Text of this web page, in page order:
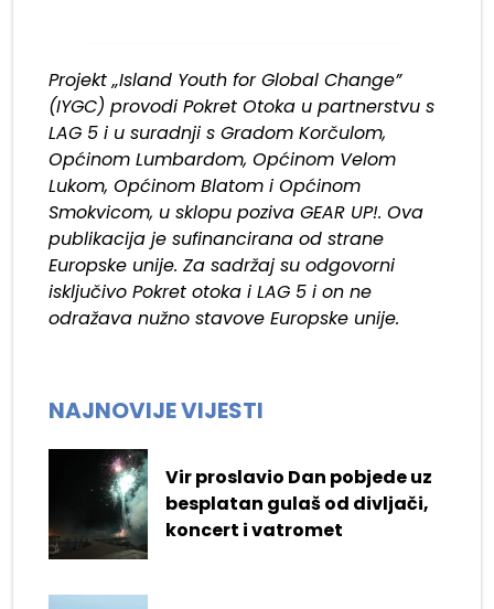
Projekt „Island Youth for Global Change”
(IYGC) provodi Pokret Otoka u partnerstvu s
LAG 5 i u suradnji s Gradom Korčulom,
Općinom Lumbardom, Općinom Velom
Lukom, Općinom Blatom i Općinom
Smokvicom, u sklopu poziva GEAR UP!. Ova
publikacija je sufinancirana od strane
Europske unije. Za sadržaj su odgovorni
isključivo Pokret otoka i LAG 5 i on ne
odražava nužno stavove Europske unije.
NAJNOVIJE VIJESTI
Vir proslavio Dan pobjede uz
besplatan gulaš od divljači,
koncert i vatromet